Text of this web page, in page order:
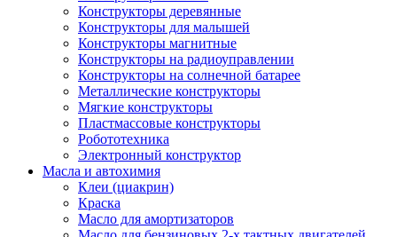
Конструкторы деревянные
Конструкторы для малышей
Конструкторы магнитные
Конструкторы на радиоуправлении
Конструкторы на солнечной батарее
Металлические конструкторы
Мягкие конструкторы
Пластмассовые конструкторы
Робототехника
Электронный конструктор
Масла и автохимия
Клеи (циакрин)
Краска
Масло для амортизаторов